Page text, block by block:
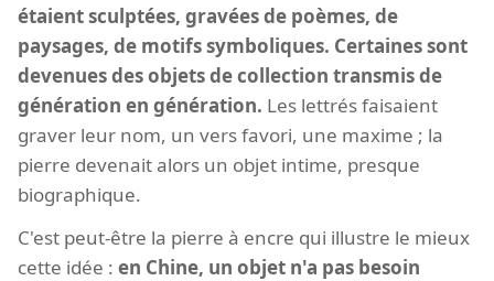
étaient sculptées, gravées de poèmes, de
paysages, de motifs symboliques. Certaines sont
devenues des objets de collection transmis de
génération en génération. Les lettrés faisaient
graver leur nom, un vers favori, une maxime ; la
pierre devenait alors un objet intime, presque
biographique.
C'est peut-être la pierre à encre qui illustre le mieux
cette idée : en Chine, un objet n'a pas besoin